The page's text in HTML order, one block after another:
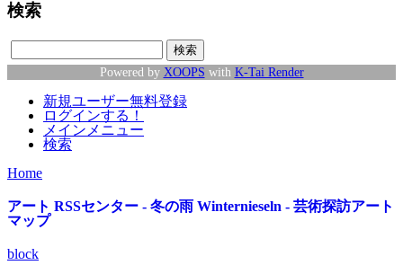
検索
Powered by XOOPS with K-Tai Render
新規ユーザー無料登録
ログインする！
メインメニュー
検索
Home
アート RSSセンター - 冬の雨 Winternieseln - 芸術探訪アート
マップ
block